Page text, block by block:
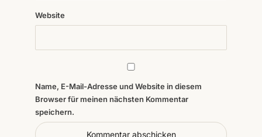
Website
Name, E-Mail-Adresse und Website in diesem
Browser für meinen nächsten Kommentar
speichern.